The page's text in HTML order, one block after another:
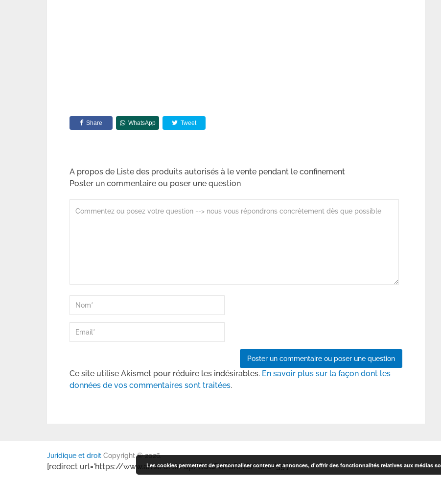
Share WhatsApp Tweet
A propos de Liste des produits autorisés à le vente pendant le confinement
Poster un commentaire ou poser une question
Ce site utilise Akismet pour réduire les indésirables. En savoir plus sur la façon dont les
données de vos commentaires sont traitées.
Juridique et droit Copyright © 2026.
[redirect url='https://www.amazon.fr/dp/B0GP6P6RHC/' sec='55']
Les cookies permettent de personnaliser contenu et annonces, d'offrir des fonctionnalités relatives aux médias